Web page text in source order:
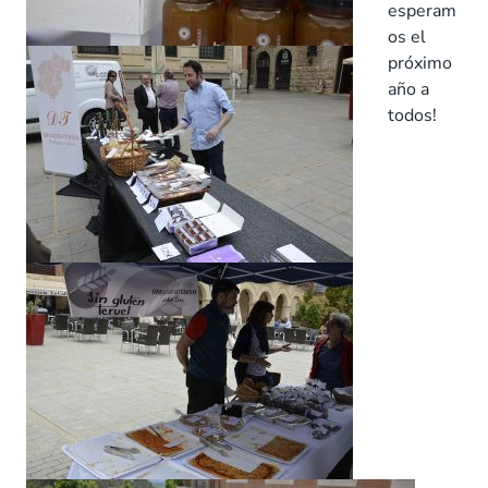
esperam
os el
próximo
año a
todos!